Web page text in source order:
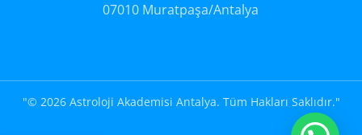
07010 Muratpaşa/Antalya
"© 2026 Astroloji Akademisi Antalya. Tüm Hakları Saklıdır."